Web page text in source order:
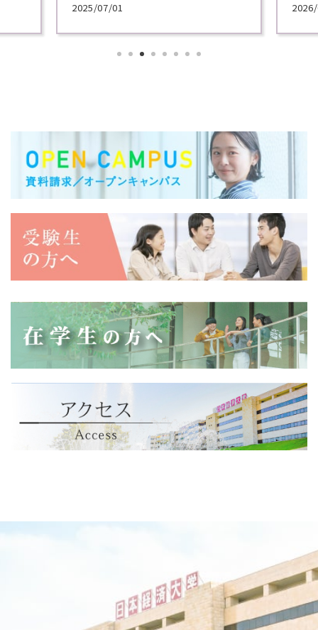
2025/07/01
講義を